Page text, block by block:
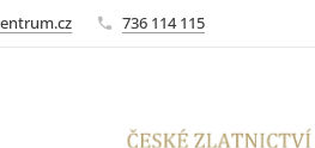
736 114 115